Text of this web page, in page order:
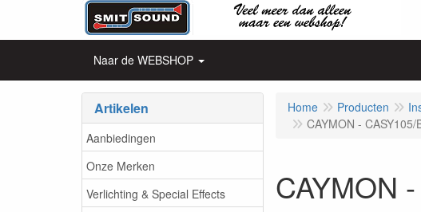
Naar de WEBSHOP
Artikelen
Aanbiedingen
Onze Merken
Verlichting & Special Effects
Home Producten
CAYMON -
CAYMON